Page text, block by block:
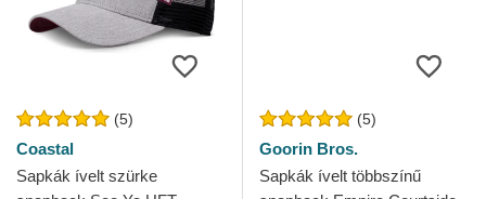
(5)
Coastal
Sapkák ívelt szürke
(5)
Goorin Bros.
Sapkák ívelt többszínű